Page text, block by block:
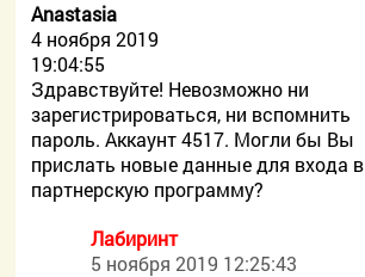
Anastasia
4 ноября 2019
19:04:55
Здравствуйте! Невозможно ни
зарегистрироваться, ни вспомнить
пароль. Аккаунт 4517. Могли бы Вы
прислать новые данные для входа в
партнерскую программу?
Лабиринт
5 ноября 2019 12:25:43